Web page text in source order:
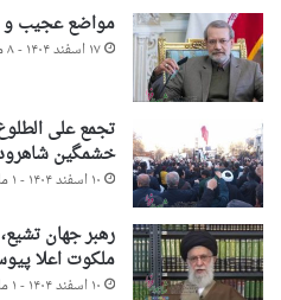
مواضع عجیب و
۱۷ اسفند ۱۴۰۴ - ۸ مارس ۲۰۲۶
تجمع علی
خشمگین
۱۰ اسفند ۱۴۰۴ - ۱ مارس ۲۰۲۶
رهبر جهان
ملکوت اعلا
۱۰ اسفند ۱۴۰۴ - ۱ مارس ۲۰۲۶